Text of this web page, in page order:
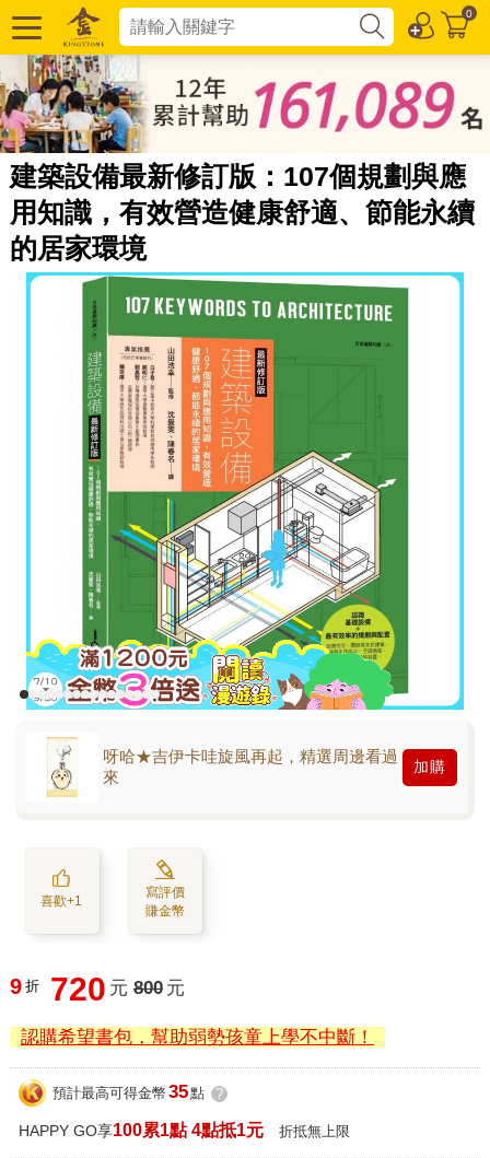
0
建築設備最新修訂版：107個規劃與應
用知識，有效營造健康舒適、節能永續
的居家環境
呀哈★吉伊卡哇旋風再起，精選周邊看過
來
加購
喜歡+1
寫評價
賺金幣
9 折 720 元 800 元
認購希望書包，幫助弱勢孩童上學不中斷！
預計最高可得金幣 35點 ?
HAPPY GO享100累1點 4點抵1元 折抵無上限